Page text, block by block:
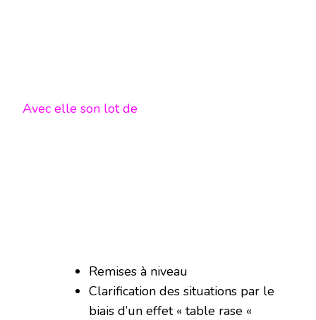
Avec elle son lot de
Remises à niveau
Clarification des situations par le
biais d’un effet « table rase «